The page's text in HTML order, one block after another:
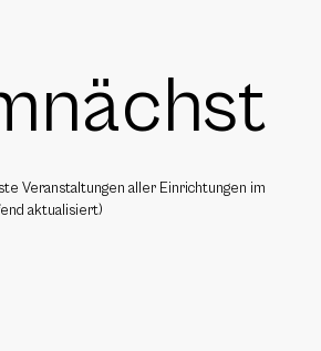
Veranstaltungen aller Einrichtungen im
aktualisiert)